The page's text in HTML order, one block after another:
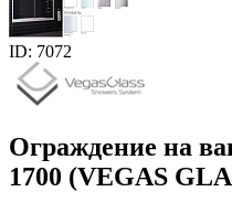
ID: 7072
Ограждение на
1700 (VEGAS